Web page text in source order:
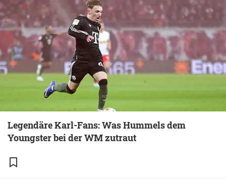
Legendäre Karl-Fans: Was Hummels dem
Youngster bei der WM zutraut